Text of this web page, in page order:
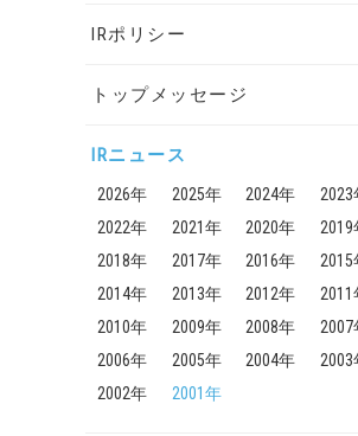
IRポリシー
トップメッセージ
IRニュース
2026年 2025年 2024年
2023
2022年
2021年 2020年
2019
2018年
2017年 2016年
2015
2014年
2013年 2012年
2011
2010年
2009年 2008年
2007
2006年
2005年 2004年
2003
2002年
2001年